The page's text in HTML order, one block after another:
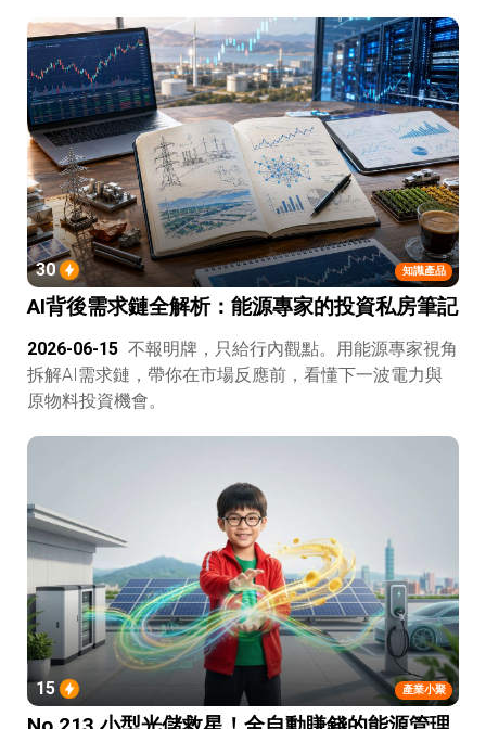
知識產品
30
AI背後需求鏈全解析：能源專家的投資私房筆記
2026-06-15 不報明牌，只給行內觀點。用能源專家視角
拆解AI需求鏈，帶你在市場反應前，看懂下一波電力與
原物料投資機會。
產業小聚
15